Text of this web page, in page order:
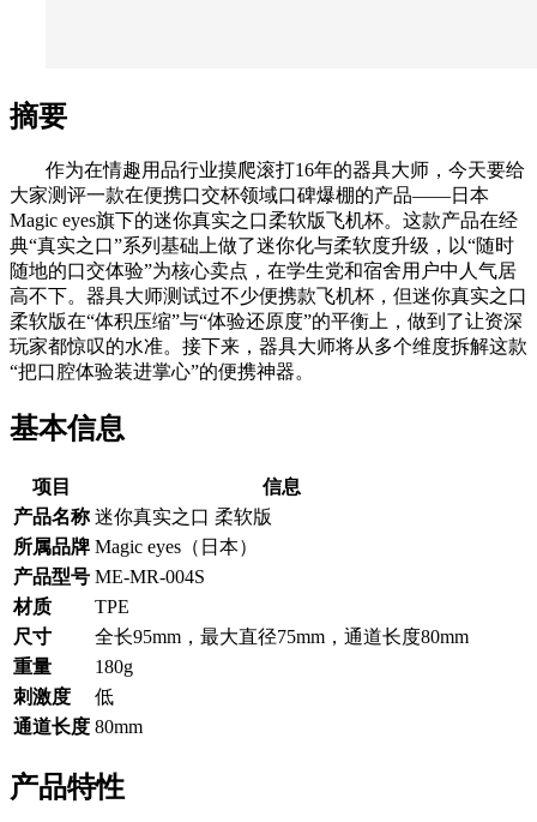
摘要
作为在情趣用品行业摸爬滚打16年的器具大师，今天要给
大家测评一款在便携口交杯领域口碑爆棚的产品——日本
Magic eyes旗下的迷你真实之口柔软版飞机杯。这款产品在经
典“真实之口”系列基础上做了迷你化与柔软度升级，以“随时
随地的口交体验”为核心卖点，在学生党和宿舍用户中人气居
高不下。器具大师测试过不少便携款飞机杯，但迷你真实之口
柔软版在“体积压缩”与“体验还原度”的平衡上，做到了让资深
玩家都惊叹的水准。接下来，器具大师将从多个维度拆解这款
“把口腔体验装进掌心”的便携神器。
基本信息
项目
信息
产品名称 迷你真实之口 柔软版
所属品牌 Magic eyes（日本）
产品型号 ME-MR-004S
材质
TPE
尺寸
全长95mm，最大直径75mm，通道长度80mm
重量
180g
刺激度
低
通道长度 80mm
产品特性